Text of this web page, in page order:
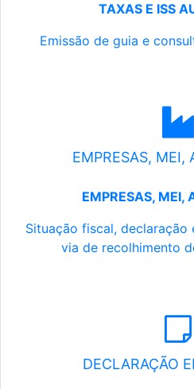
TAXAS E ISS
Emissão de guia e
EMPRESAS, MEI,
EMPRESAS, MEI,
Situação fiscal,
via de recolhimento
DECLARAÇÃO